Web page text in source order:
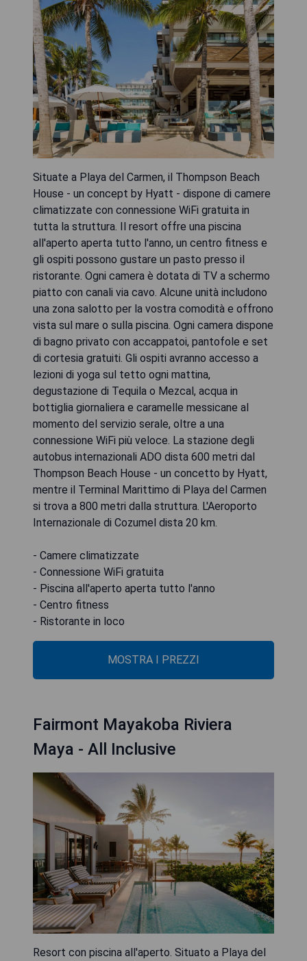
Situate a Playa del Carmen, il Thompson Beach
House - un concept by Hyatt - dispone di camere
climatizzate con connessione WiFi gratuita in
tutta la struttura. Il resort offre una piscina
all'aperto aperta tutto l'anno, un centro fitness e
gli ospiti possono gustare un pasto presso il
ristorante. Ogni camera è dotata di TV a schermo
piatto con canali via cavo. Alcune unità includono
una zona salotto per la vostra comodità e offrono
vista sul mare o sulla piscina. Ogni camera dispone
di bagno privato con accappatoi, pantofole e set
di cortesia gratuiti. Gli ospiti avranno accesso a
lezioni di yoga sul tetto ogni mattina,
degustazione di Tequila o Mezcal, acqua in
bottiglia giornaliera e caramelle messicane al
momento del servizio serale, oltre a una
connessione WiFi più veloce. La stazione degli
autobus internazionali ADO dista 600 metri dal
Thompson Beach House - un concetto by Hyatt,
mentre il Terminal Marittimo di Playa del Carmen
si trova a 800 metri dalla struttura. L'Aeroporto
Internazionale di Cozumel dista 20 km.
- Camere climatizzate
- Connessione WiFi gratuita
- Piscina all'aperto aperta tutto l'anno
- Centro fitness
- Ristorante in loco
MOSTRA I PREZZI
Fairmont Mayakoba Riviera
Maya - All Inclusive
Resort con piscina all'aperto. Situato a Playa del